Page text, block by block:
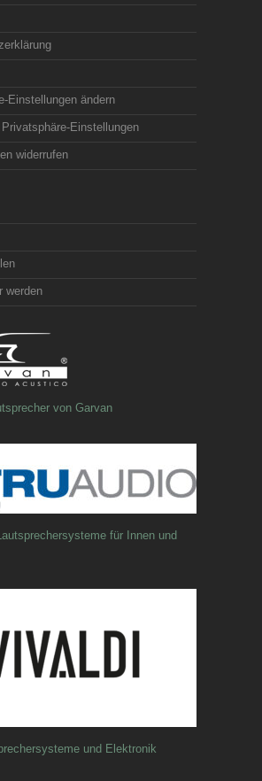
Einstellungen ändern
Einstellungen
widerrufen
werden
von Garvan
für Innen und
und Elektronik